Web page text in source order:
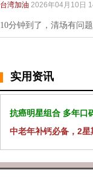
台湾加油 2026年04月10日
10分钟到了，清场有问
实用资讯
抗癌明星组合 多年口
中老年补钙必备，2